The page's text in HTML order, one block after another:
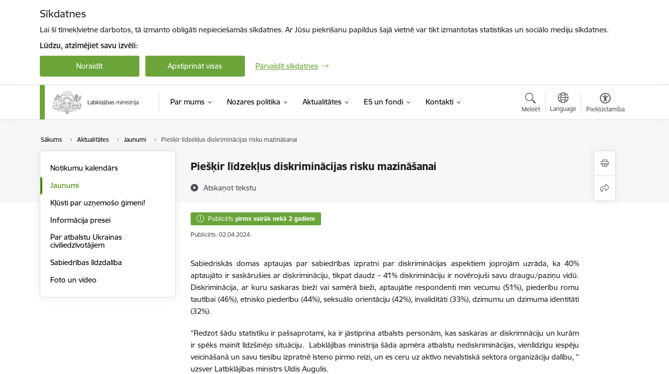
Sīkdatnes
Lai šī tīmekļvietne darbotos, tā izmanto obligāti nepieciešamās sīkdatnes. Ar Jūsu piekrišanu papildus šajā vietnē var tikt izmantotas statistikas un sociālo mediju sīkdatnes.
Lūdzu, atzīmējiet savu izvēli:
Noraidīt Apstiprināt visas Pārvaldīt sīkdatnes
Par mums Nozares politika Aktualitātes ES un fondi Kontakti
Meklēt Language Piekļūstamība
Sākums Aktualitātes Jaunumi Piešķir līdzekļus diskriminācijas risku mazināšanai
Piešķir līdzekļus diskriminācijas risku mazināšanai
Atskaņot tekstu
Notikumu kalendārs
Jaunumi
Kļūsti par uzņemošo ģimeni!
Informācija presei
Par atbalstu Ukrainas
civiliedzīvotājiem
Sabiedrības līdzdalība
Foto un video
Publicēts pirms vairāk nekā 2 gadiem
Publicēts: 02.04.2024.
Sabiedriskās domas aptaujas par sabiedrības izpratni par diskriminācijas aspektiem joprojām uzrāda, ka 40%
aptaujāto ir saskārušies ar diskrimināciju, tikpat daudz – 41% diskrimināciju ir novērojuši savu draugu/paziņu vidū.
Diskriminācija, ar kuru saskaras bieži vai samērā bieži, aptaujātie respondenti min vecumu (51%), piederību romu
tautībai (46%), etnisko piederību (44%), seksuālo orientāciju (42%), invaliditāti (33%), dzimumu un dzimuma identitāti
(32%).
“Redzot šādu statistiku ir pašsaprotami, ka ir jāstiprina atbalsts personām, kas saskaras ar diskrimnāciju un kurām
ir spēks mainīt līdzšinējo situāciju. Labklājības ministrija šāda apmēra atbalstu nediskriminācijas, vienlīdzīgu iespēju
veicināšanā un savu tiesību izpratnē īsteno pirmo reizi, un es ceru uz aktīvo nevalstiskā sektora organizāciju dalību, ”
uzsver Latbklājības ministrs Uldis Augulis.